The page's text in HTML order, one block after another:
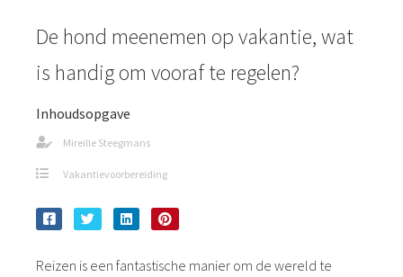
De hond meenemen op vakantie, wat
is handig om vooraf te regelen?
Inhoudsopgave
Mireille Steegmans
Vakantievoorbereiding
Reizen is een fantastische manier om de wereld te